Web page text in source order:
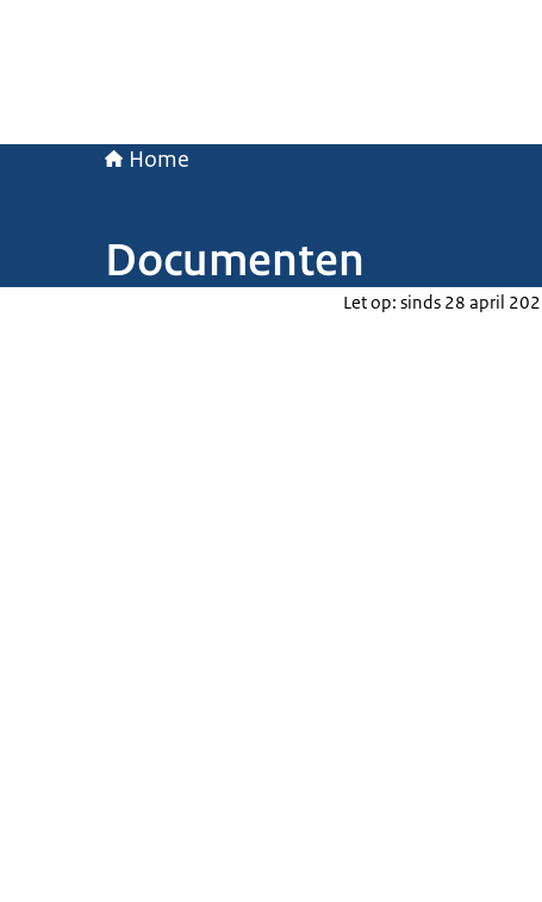
Home
Documenten
Let op: sinds 28 april